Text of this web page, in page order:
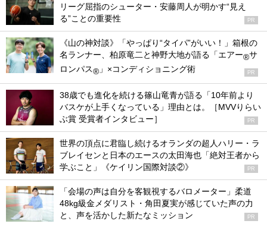
リーグ屈指のシューター・安藤周人が明かす“見え
る”ことの重要性
PR
《山の神対談》「やっぱり“タイパ”がいい！」箱根の
名ランナー、柏原竜二と神野大地が語る「エアー®サ
ロンパス® 」×コンディショニング術 PR
38歳でも進化を続ける篠山竜青が語る「10年前より
バスケが上手くなっている」理由とは。［MVVりらい
ぶ賞 受賞者インタビュー］
PR
世界の頂点に君臨し続けるオランダの超人ハリー・ラ
ブレイセンと日本のエースの太田海也「絶対王者から
学ぶこと」《ケイリン国際対談②》
PR
「会場の声は自分を客観視するバロメーター」柔道
48kg級金メダリスト・角田夏実が感じていた声の力
と、声を活かした新たなミッション
PR